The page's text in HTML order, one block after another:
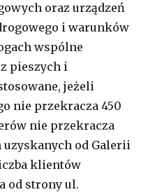
oraz urządzeń
i warunków
wspólne
pieszych i
jeżeli
nie przekracza 450
nie przekracza
uzyskanych od Galerii
klientów
od strony ul.